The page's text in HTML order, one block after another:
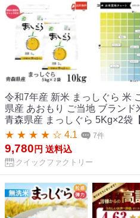
令和7年産 新米 まっしぐら 米
県産 あおもり ご当地 ブラン
青森県産 まっしぐら 5Kg×2袋
【保存チャック付き】
★ ★ ★ ★ ☆ 4.1 7件
9,780 円 送料込
クイックファクトリー